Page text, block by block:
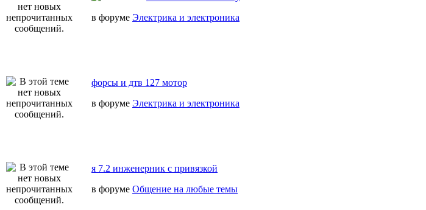
в форуме Электрика и электроника
форсы и дтв 127 мотор
в форуме Электрика и электроника
я 7.2 инженерник с привязкой
в форуме Общение на любые темы